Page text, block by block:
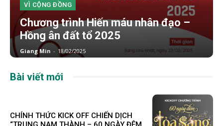
VÌ CỘNG ĐỒNG
Chương trình Hiến máu nhân đạo –
Hồng ân đất tổ 2025
Giang Min - 18/02/2025
Bài viết mới
CHÍNH THỨC KICK OFF CHIẾN DỊCH